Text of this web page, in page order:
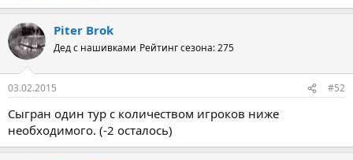
Piter Brok
Дед с нашивками Рейтинг сезона: 275
03.02.2015 #52
Сыгран один тур с количеством игроков ниже
необходимого. (-2 осталось)